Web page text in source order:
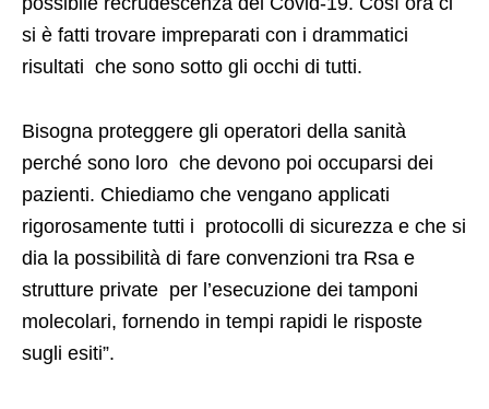
si è fatti trovare impreparati con i drammatici
risultati che sono sotto gli occhi di tutti.
Bisogna proteggere gli operatori della sanità
perché sono loro che devono poi occuparsi dei
pazienti. Chiediamo che vengano applicati
rigorosamente tutti i protocolli di sicurezza e che si
dia la possibilità di fare convenzioni tra Rsa e
strutture private per l’esecuzione dei tamponi
molecolari, fornendo in tempi rapidi le risposte
sugli esiti”.